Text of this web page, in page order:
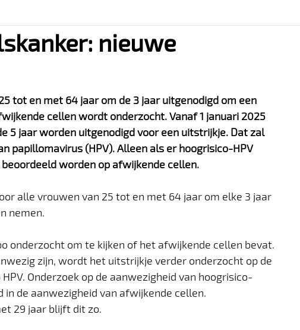
nieuwe
tot en met 64 jaar om de 3 jaar uitgenodigd om een
cellen wordt onderzocht. Vanaf 1 januari 2025
5 jaar worden uitgenodigd voor een uitstrijkje. Dat zal
papillomavirus (HPV). Alleen als er hoogrisico-HPV
worden op afwijkende cellen.
alle vrouwen van 25 tot en met 64 jaar om elke 3 jaar
nemen.
onderzocht om te kijken of het afwijkende cellen bevat.
zijn, wordt het uitstrijkje verder onderzocht op de
Onderzoek op de aanwezigheid van hoogrisico-
de aanwezigheid van afwijkende cellen.
29 jaar blijft dit zo.